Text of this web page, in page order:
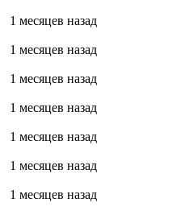
1 месяцев назад
1 месяцев назад
1 месяцев назад
1 месяцев назад
1 месяцев назад
1 месяцев назад
1 месяцев назад